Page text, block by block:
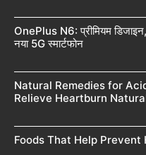
OnePlus N6: प्रीमियम डिजाइन,
नया 5G स्मार्टफोन
Natural Remedies for
Relieve Heartburn
Foods That Help Prevent